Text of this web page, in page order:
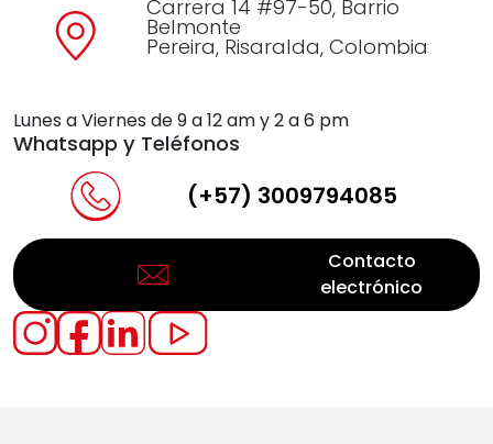
Carrera 14 #97-50, Barrio
Belmonte
Pereira, Risaralda, Colombia
Lunes a Viernes de 9 a 12 am y 2 a 6 pm
Whatsapp y Teléfonos
(+57) 3009794085
Contacto
electrónico